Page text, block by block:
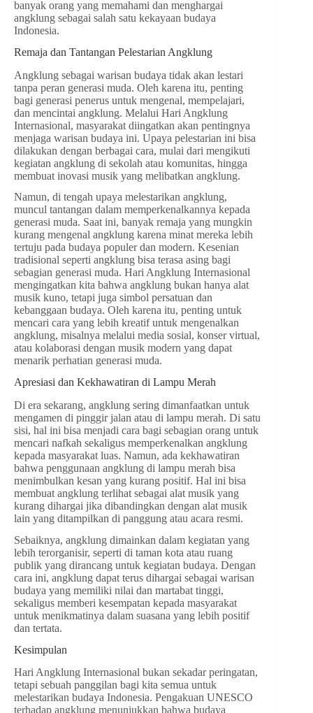
banyak orang yang memahami dan menghargai
angklung sebagai salah satu kekayaan budaya
Indonesia.
Remaja dan Tantangan Pelestarian Angklung
Angklung sebagai warisan budaya tidak akan lestari
tanpa peran generasi muda. Oleh karena itu, penting
bagi generasi penerus untuk mengenal, mempelajari,
dan mencintai angklung. Melalui Hari Angklung
Internasional, masyarakat diingatkan akan pentingnya
menjaga warisan budaya ini. Upaya pelestarian ini bisa
dilakukan dengan berbagai cara, mulai dari mengikuti
kegiatan angklung di sekolah atau komunitas, hingga
membuat inovasi musik yang melibatkan angklung.
Namun, di tengah upaya melestarikan angklung,
muncul tantangan dalam memperkenalkannya kepada
generasi muda. Saat ini, banyak remaja yang mungkin
kurang mengenal angklung karena minat mereka lebih
tertuju pada budaya populer dan modern. Kesenian
tradisional seperti angklung bisa terasa asing bagi
sebagian generasi muda. Hari Angklung Internasional
mengingatkan kita bahwa angklung bukan hanya alat
musik kuno, tetapi juga simbol persatuan dan
kebanggaan budaya. Oleh karena itu, penting untuk
mencari cara yang lebih kreatif untuk mengenalkan
angklung, misalnya melalui media sosial, konser virtual,
atau kolaborasi dengan musik modern yang dapat
menarik perhatian generasi muda.
Apresiasi dan Kekhawatiran di Lampu Merah
Di era sekarang, angklung sering dimanfaatkan untuk
mengamen di pinggir jalan atau di lampu merah. Di satu
sisi, hal ini bisa menjadi cara bagi sebagian orang untuk
mencari nafkah sekaligus memperkenalkan angklung
kepada masyarakat luas. Namun, ada kekhawatiran
bahwa penggunaan angklung di lampu merah bisa
menimbulkan kesan yang kurang positif. Hal ini bisa
membuat angklung terlihat sebagai alat musik yang
kurang dihargai jika dibandingkan dengan alat musik
lain yang ditampilkan di panggung atau acara resmi.
Sebaiknya, angklung dimainkan dalam kegiatan yang
lebih terorganisir, seperti di taman kota atau ruang
publik yang dirancang untuk kegiatan budaya. Dengan
cara ini, angklung dapat terus dihargai sebagai warisan
budaya yang memiliki nilai dan martabat tinggi,
sekaligus memberi kesempatan kepada masyarakat
untuk menikmatinya dalam suasana yang lebih positif
dan tertata.
Kesimpulan
Hari Angklung Internasional bukan sekadar peringatan,
tetapi sebuah panggilan bagi kita semua untuk
melestarikan budaya Indonesia. Pengakuan UNESCO
terhadap angklung menunjukkan bahwa budaya